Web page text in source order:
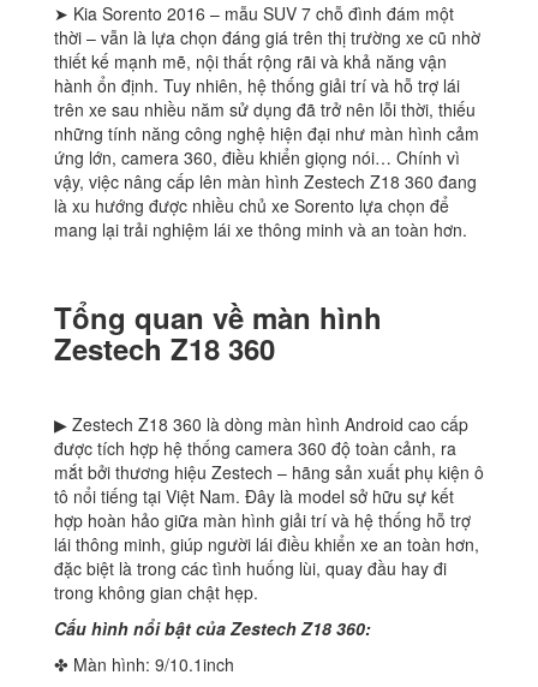
➤ Kia Sorento 2016 – mẫu SUV 7 chỗ đình đám một
thời – vẫn là lựa chọn đáng giá trên thị trường xe cũ nhờ
thiết kế mạnh mẽ, nội thất rộng rãi và khả năng vận
hành ổn định. Tuy nhiên, hệ thống giải trí và hỗ trợ lái
trên xe sau nhiều năm sử dụng đã trở nên lỗi thời, thiếu
những tính năng công nghệ hiện đại như màn hình cảm
ứng lớn, camera 360, điều khiển giọng nói… Chính vì
vậy, việc nâng cấp lên màn hình Zestech Z18 360 đang
là xu hướng được nhiều chủ xe Sorento lựa chọn để
mang lại trải nghiệm lái xe thông minh và an toàn hơn.
Tổng quan về màn hình
Zestech Z18 360
▶ Zestech Z18 360 là dòng màn hình Android cao cấp
được tích hợp hệ thống camera 360 độ toàn cảnh, ra
mắt bởi thương hiệu Zestech – hãng sản xuất phụ kiện ô
tô nổi tiếng tại Việt Nam. Đây là model sở hữu sự kết
hợp hoàn hảo giữa màn hình giải trí và hệ thống hỗ trợ
lái thông minh, giúp người lái điều khiển xe an toàn hơn,
đặc biệt là trong các tình huống lùi, quay đầu hay đi
trong không gian chật hẹp.
Cấu hình nổi bật của Zestech Z18 360:
✤ Màn hình: 9/10.1inch